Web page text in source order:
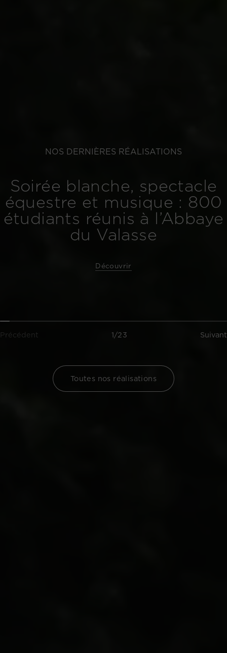
NOS DERNIÈRES RÉALISATIONS
Soirée blanche, spectacle
équestre et musique : 800
étudiants réunis à l’Abbaye
du Valasse
Découvrir
Précédent 1/23 Suivant
Toutes nos réalisations